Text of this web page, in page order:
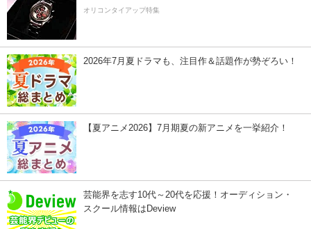
オリコンタイアップ特集
2026年7月夏ドラマも、注目作＆話題作が勢ぞろい！
【夏アニメ2026】7月期夏の新アニメを一挙紹介！
芸能界を志す10代～20代を応援！オーディション・
スクール情報はDeview